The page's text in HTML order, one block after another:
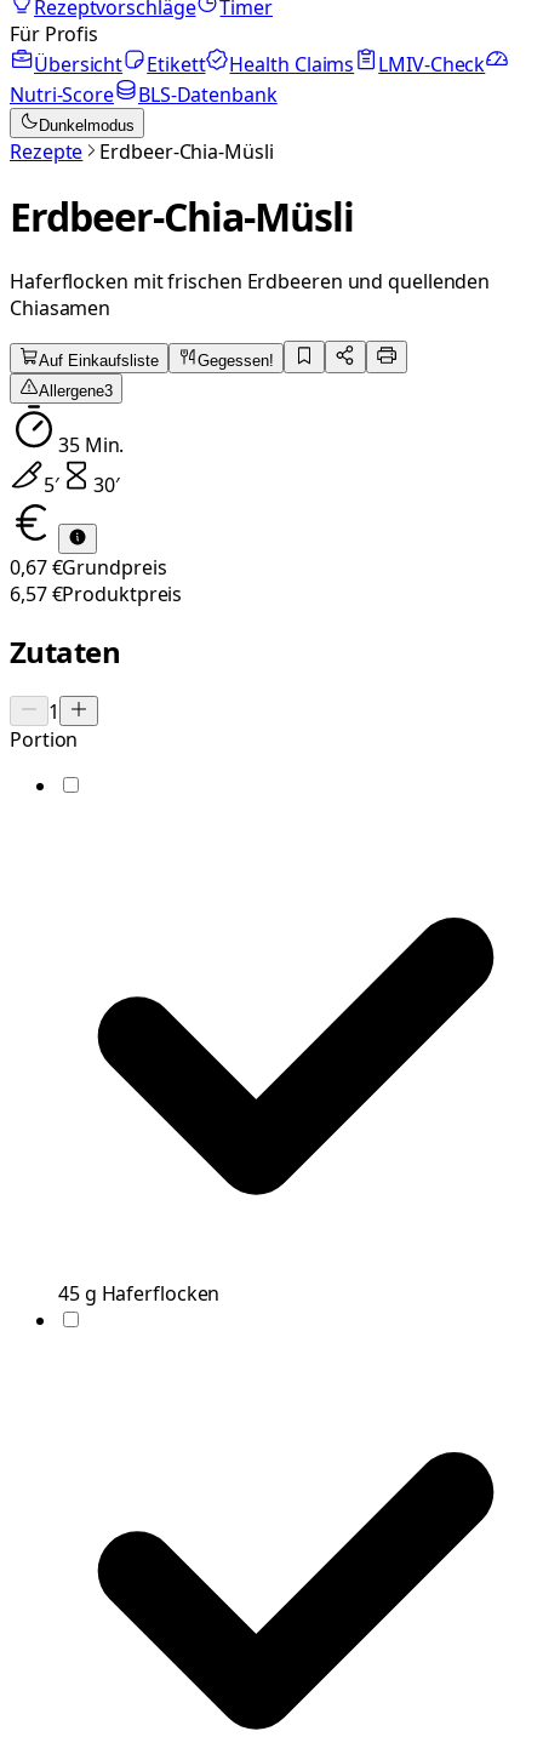
Rezeptvorschläge
Timer
Für Profis
Übersicht
Etikett Health Claims
LMIV-Check
Nutri-Score
BLS-Datenbank
Dunkelmodus
Rezepte Erdbeer-Chia-Müsli
Erdbeer-Chia-Müsli
Haferflocken mit frischen Erdbeeren und quellenden
Chiasamen
Auf Einkaufsliste
Gegessen!
Allergene3
35Min.
5′ 30′
0,67 €Grundpreis
6,57 €Produktpreis
Zutaten
1
Portion
45g Haferflocken